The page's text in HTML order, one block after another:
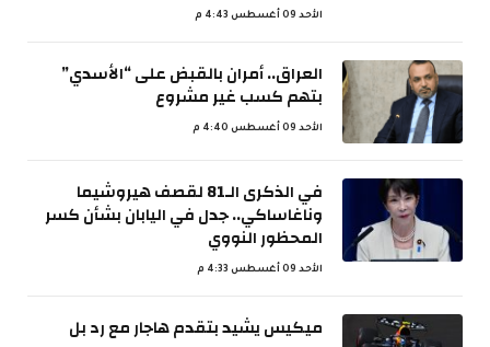
الأحد 09 أغسطس 4:43 م
العراق.. أمران بالقبض على “الأسدي”
بتهم كسب غير مشروع
الأحد 09 أغسطس 4:40 م
في الذكرى الـ81 لقصف هيروشيما
وناغاساكي.. جدل في اليابان بشأن كسر
المحظور النووي
الأحد 09 أغسطس 4:33 م
ميكيس يشيد بتقدم هاجار مع رد بل